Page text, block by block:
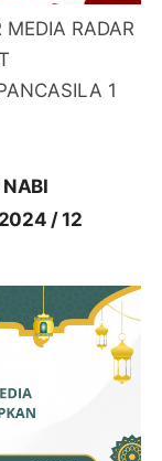
RADAR
1
/ 12